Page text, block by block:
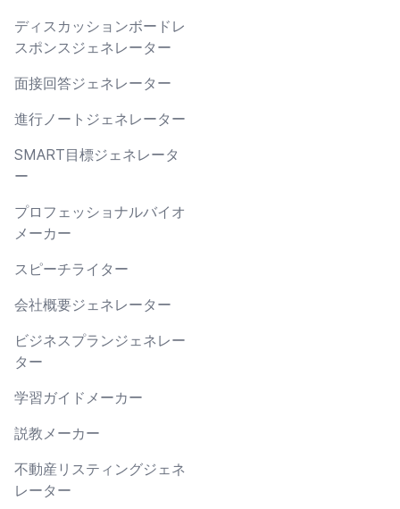
ディスカッションボードレ
スポンスジェネレーター
面接回答ジェネレーター
進行ノートジェネレーター
SMART目標ジェネレータ
ー
プロフェッショナルバイオ
メーカー
スピーチライター
会社概要ジェネレーター
ビジネスプランジェネレー
ター
学習ガイドメーカー
説教メーカー
不動産リスティングジェネ
レーター